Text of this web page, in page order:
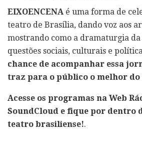
EIXOENCENA é uma forma de
teatro de Brasília, dando voz aos
mostrando como a dramaturgia
questões sociais, culturais e
chance de acompanhar essa
traz para o público o melhor
Acesse os programas na Web
SoundCloud e fique por dentro
teatro brasiliense!.